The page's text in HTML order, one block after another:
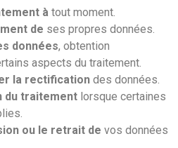
à tout moment.
de ses propres données.
données, obtention
aspects du traitement.
la rectification des données.
du traitement lorsque certaines
ou le retrait de vos données